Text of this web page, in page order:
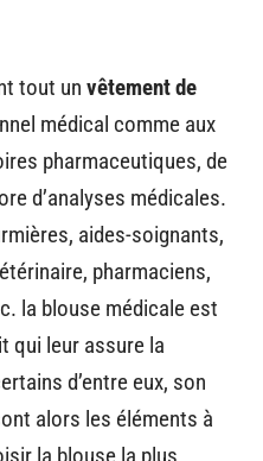
tout un vêtement de
médical comme aux
pharmaceutiques, de
d’analyses médicales.
aides-soignants,
pharmaciens,
la blouse médicale est
qui leur assure la
d’entre eux, son
alors les éléments à